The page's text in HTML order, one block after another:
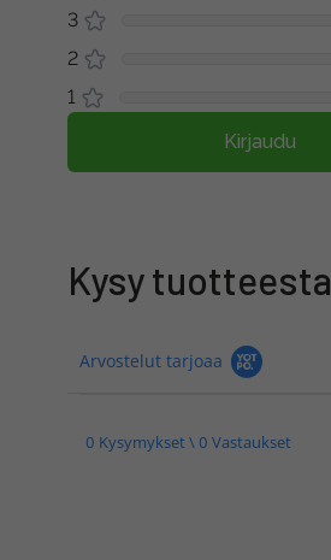
3
2
1
Kirjaudu
Kysy tuotteesta
Arvostelut tarjoaa
0 Kysymykset \ 0 Vastaukset